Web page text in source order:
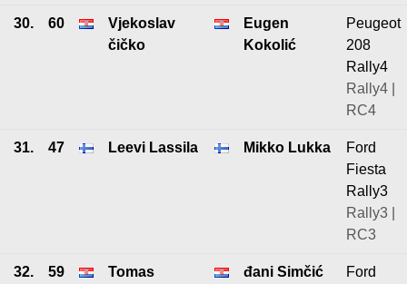
30. 60
Vjekoslav
čičko
Eugen
Kokolić
Peugeot
208
Rally4
Rally4 |
RC4
31. 47 Leevi Lassila Mikko Lukka
Ford
Fiesta
Rally3
Rally3 |
RC3
32. 59
Tomas
đani Simčić
Ford